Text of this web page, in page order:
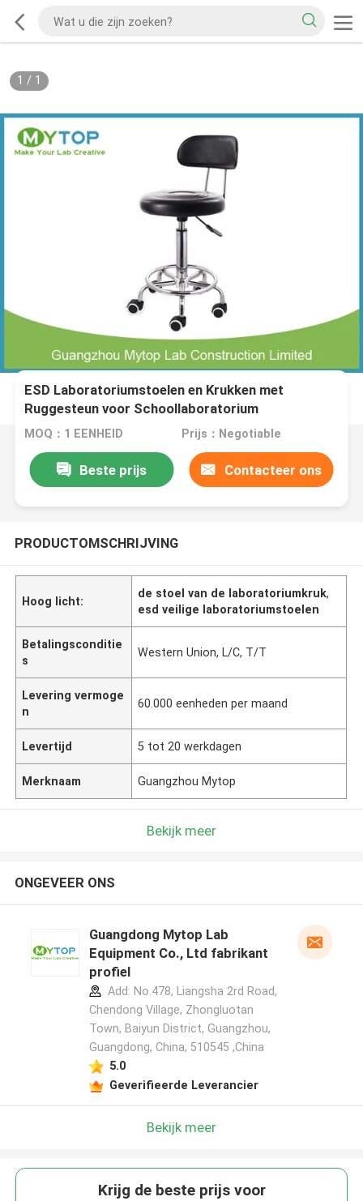
1 / 1
ESD Laboratoriumstoelen en Krukken met
Ruggesteun voor Schoollaboratorium
MOQ：1 EENHEID Prijs：Negotiable
Beste prijs Contacteer ons
PRODUCTOMSCHRIJVING
Hoog licht:
de stoel van de laboratoriumkruk,
esd veilige laboratoriumstoelen
Betalingsconditie
s
Western Union, L/C, T/T
Levering vermoge
n
60.000 eenheden per maand
Levertijd 5 tot 20 werkdagen
Merknaam Guangzhou Mytop
Bekijk meer
ONGEVEER ONS
Guangdong Mytop Lab
Equipment Co., Ltd fabrikant
profiel
Add: No.478, Liangsha 2rd Road,
Chendong Village, Zhongluotan
Town, Baiyun District, Guangzhou,
Guangdong, China, 510545 ,China
5.0
Geverifieerde Leverancier
Bekijk meer
Krijg de beste prijs voor